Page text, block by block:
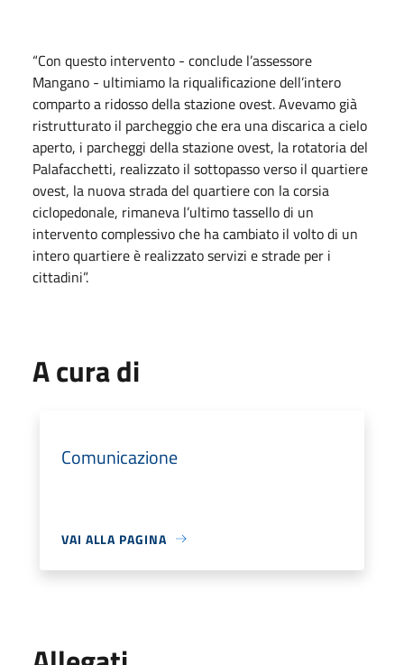
“Con questo intervento - conclude l’assessore
Mangano - ultimiamo la riqualificazione dell’intero
comparto a ridosso della stazione ovest. Avevamo già
ristrutturato il parcheggio che era una discarica a cielo
aperto, i parcheggi della stazione ovest, la rotatoria del
Palafacchetti, realizzato il sottopasso verso il quartiere
ovest, la nuova strada del quartiere con la corsia
ciclopedonale, rimaneva l’ultimo tassello di un
intervento complessivo che ha cambiato il volto di un
intero quartiere è realizzato servizi e strade per i
cittadini”.
A cura di
Comunicazione
VAI ALLA PAGINA